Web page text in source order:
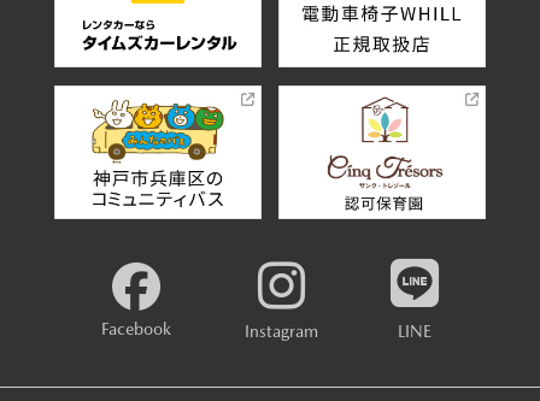
Facebook Instagram LINE